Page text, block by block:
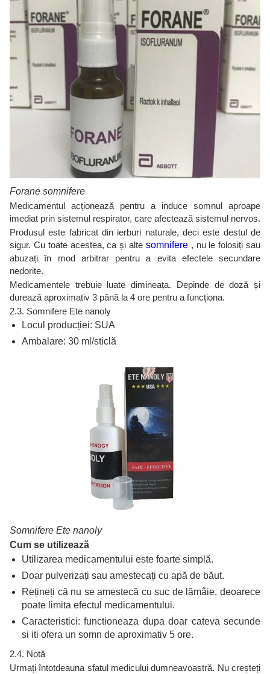
Forane somnifere
Medicamentul acționează pentru a induce somnul aproape
imediat prin sistemul respirator, care afectează sistemul nervos.
Produsul este fabricat din ierburi naturale, deci este destul de
sigur. Cu toate acestea, ca și alte somnifere, nu le folosiți sau
abuzați în mod arbitrar pentru a evita efectele secundare
nedorite.
Medicamentele trebuie luate dimineața. Depinde de doză și
durează aproximativ 3 până la 4 ore pentru a funcționa.
2.3. Somnifere Ete nanoly
Locul producției: SUA
Ambalare: 30 ml/sticlă
Somnifere Ete nanoly
Cum se utilizează
Utilizarea medicamentului este foarte simplă.
Doar pulverizați sau amestecați cu apă de băut.
Rețineți că nu se amestecă cu suc de lămâie, deoarece
poate limita efectul medicamentului.
Caracteristici: functioneaza dupa doar cateva secunde
si iti ofera un somn de aproximativ 5 ore.
2.4. Notă
Urmați întotdeauna sfatul medicului dumneavoastră. Nu creșteți